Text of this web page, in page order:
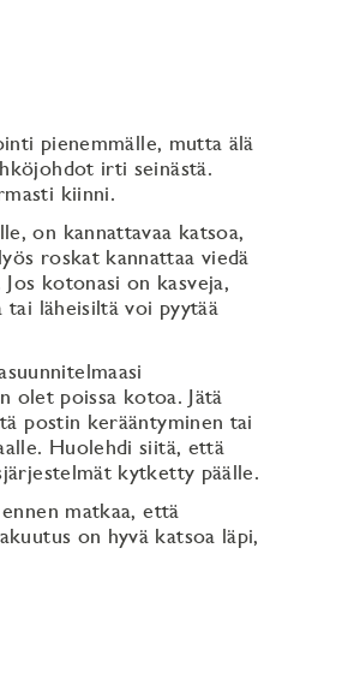
pienemmälle, mutta älä
irti seinästä.
kiinni.
on kannattavaa katsoa,
roskat kannattaa viedä
kotonasi on kasveja,
läheisiltä voi pyytää
olet poissa kotoa. Jätä
postin kerääntyminen tai
Huolehdi siitä, että
kytketty päälle.
matkaa, että
on hyvä katsoa läpi,